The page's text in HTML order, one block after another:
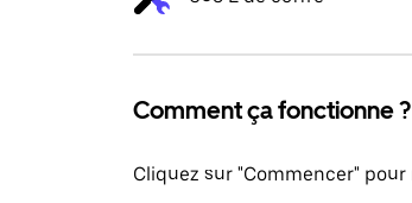
Comment ça fonctionne ?
Cliquez sur "Commencer"